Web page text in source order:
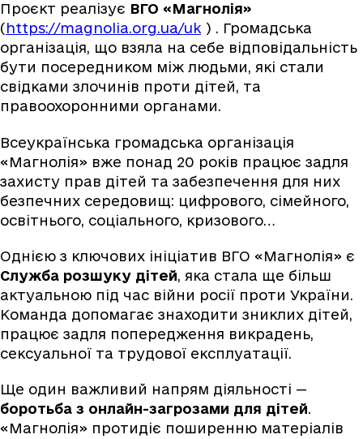
Проєкт реалізує ВГО «Магнолія»
( https://magnolia.org.ua/uk ) . Громадська
організація, що взяла на себе відповідальність
бути посередником між людьми, які стали
свідками злочинів проти дітей, та
правоохоронними органами.
Всеукраїнська громадська організація
«Магнолія» вже понад 20 років працює задля
захисту прав дітей та забезпечення для них
безпечних середовищ: цифрового, сімейного,
освітнього, соціального, кризового…
Однією з ключових ініціатив ВГО «Магнолія» є
Служба розшуку дітей, яка стала ще більш
актуальною під час війни росії проти України.
Команда допомагає знаходити зниклих дітей,
працює задля попередження викрадень,
сексуальної та трудової експлуатації.
Ще один важливий напрям діяльності —
боротьба з онлайн-загрозами для дітей.
«Магнолія» протидіє поширенню матеріалів